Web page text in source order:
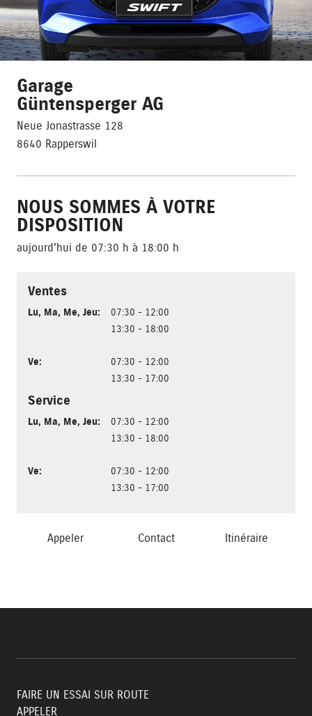
Garage
Güntensperger AG
Neue Jonastrasse 128
8640 Rapperswil
NOUS SOMMES À VOTRE
DISPOSITION
aujourd'hui de 07:30 h à 18:00 h
Ventes
Lu, Ma, Me, Jeu:
07:30 - 12:00
13:30 - 18:00
Ve:
07:30 - 12:00
13:30 - 17:00
Service
Lu, Ma, Me, Jeu:
07:30 - 12:00
13:30 - 18:00
Ve:
07:30 - 12:00
13:30 - 17:00
Appeler Contact Itinéraire
FAIRE UN ESSAI SUR ROUTE
APPELER